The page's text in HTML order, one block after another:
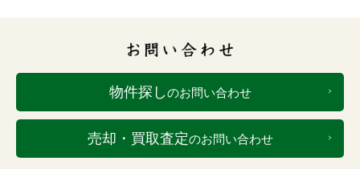
物件探しのお問い合わせ
売却・買取査定のお問い合わせ